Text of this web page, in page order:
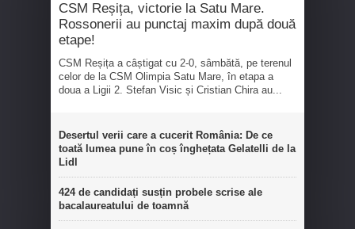
CSM Reșița, victorie la Satu Mare.
Rossonerii au punctaj maxim după două
etape!
CSM Reșița a câștigat cu 2-0, sâmbătă, pe terenul
celor de la CSM Olimpia Satu Mare, în etapa a
doua a Ligii 2. Stefan Visic și Cristian Chira au...
Desertul verii care a cucerit România: De ce
toată lumea pune în coș înghețata Gelatelli de la
Lidl
424 de candidați susțin probele scrise ale
bacalaureatului de toamnă